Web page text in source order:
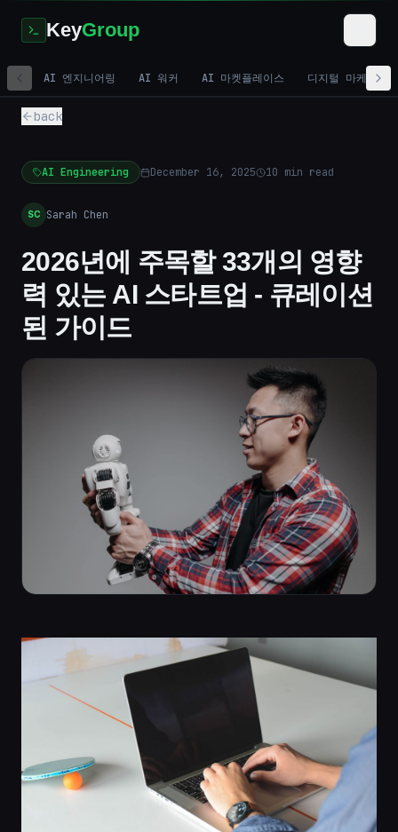
KeyGroup
AI 엔지니어링 AI 워커 AI 마켓플레이스 디지털 마케팅
back
AI Engineering December 16, 2025 10 min read
SC Sarah Chen
2026년에 주목할 33개의 영향
력 있는 AI 스타트업 - 큐레이션
된 가이드